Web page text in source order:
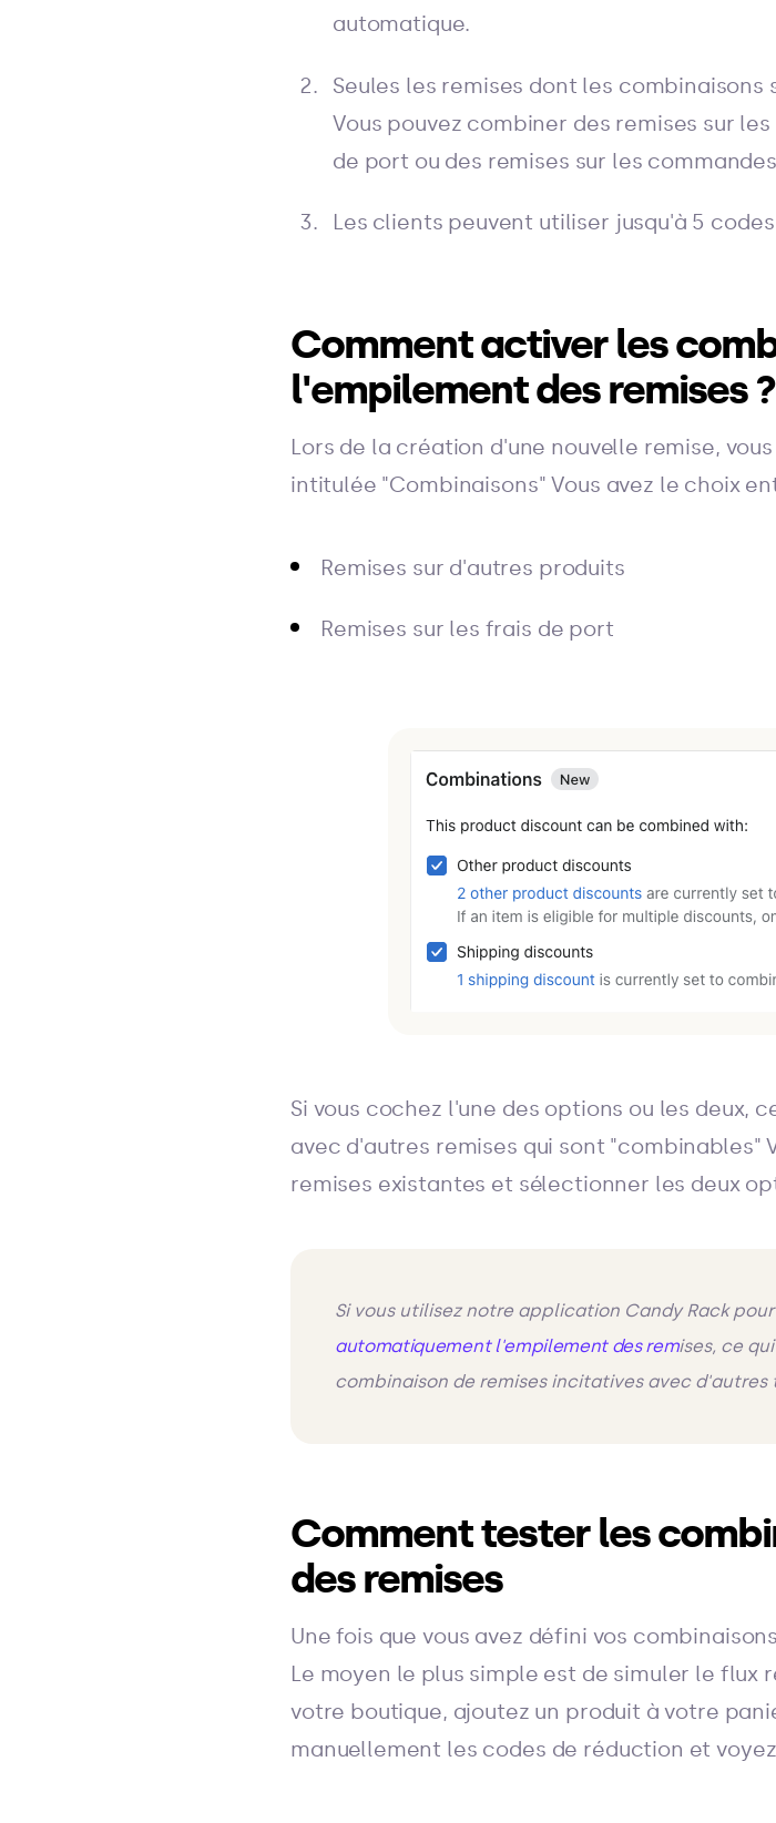
automatique.
Seules les remises dont les
Vous pouvez combiner des remises sur
de port ou des remises sur les
Les clients peuvent utiliser jusqu'à 5
Comment activer les
l'empilement des remises ?
Lors de la création d'une nouvelle remise,
intitulée "Combinaisons" Vous avez le choix
Remises sur d'autres produits
Remises sur les frais de port
Si vous cochez l'une des options ou les deux,
avec d'autres remises qui sont "combinables"
remises existantes et sélectionner les deux
Si vous utilisez notre application Candy Rack
automatiquement l'empilement des remises, ce
combinaison de remises incitatives avec d'autres
Comment tester les
des remises
Une fois que vous avez défini vos
Le moyen le plus simple est de simuler le flux
votre boutique, ajoutez un produit à votre
manuellement les codes de réduction et